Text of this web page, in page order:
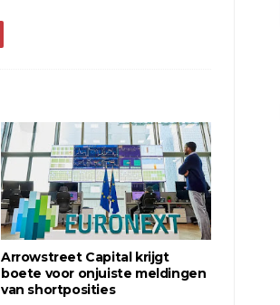
Arrowstreet Capital krijgt
boete voor onjuiste meldingen
van shortposities